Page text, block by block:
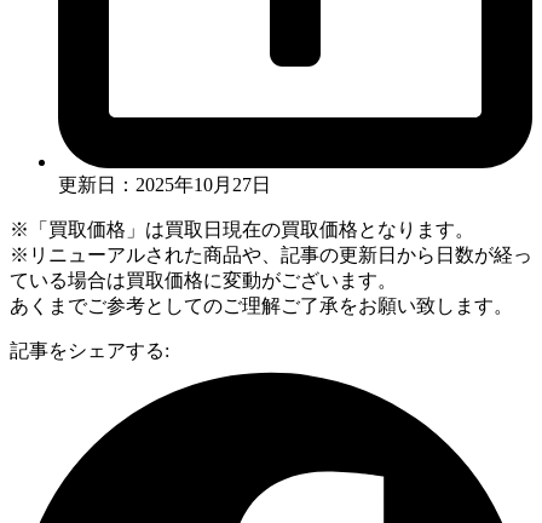
更新日：2025年10月27日
※「買取価格」は買取日現在の買取価格となります。
※リニューアルされた商品や、記事の更新日から日数が経っ
ている場合は買取価格に変動がございます。
あくまでご参考としてのご理解ご了承をお願い致します。
記事をシェアする: